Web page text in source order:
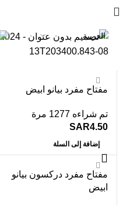
مفتاح مفرد بيانو ابيض
تم شراءه 1277 مرة
SAR4.50
إضافة إلى السلة
مفتاح مفرد دركسون بيانو
ابيض